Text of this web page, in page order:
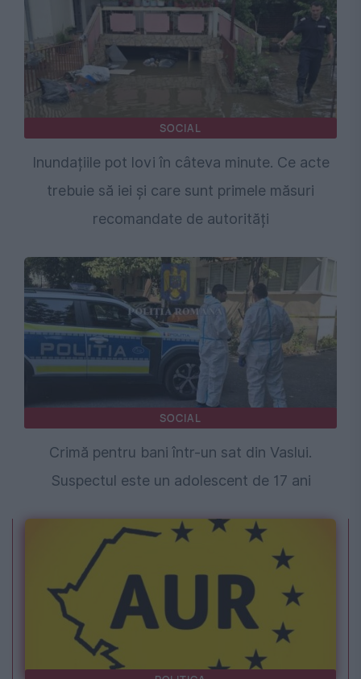
SOCIAL
Inundațiile pot lovi în câteva minute. Ce acte
trebuie să iei și care sunt primele măsuri
recomandate de autorități
SOCIAL
Crimă pentru bani într-un sat din Vaslui.
Suspectul este un adolescent de 17 ani